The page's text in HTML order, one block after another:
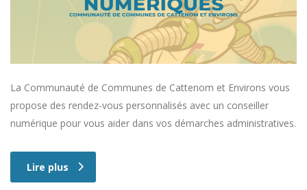
La Communauté de Communes de Cattenom et Environs vous
propose des rendez-vous personnalisés avec un conseiller
numérique pour vous aider dans vos démarches administratives.
Lire plus